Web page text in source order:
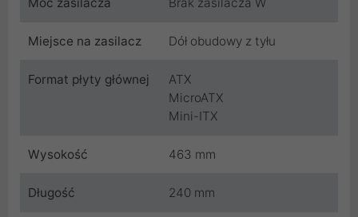
Moc zasilacza Brak zasilacza W
Miejsce na zasilacz Dół obudowy z tyłu
Format płyty głównej
ATX
MicroATX
Mini-ITX
Wysokość 463 mm
Długość 240 mm